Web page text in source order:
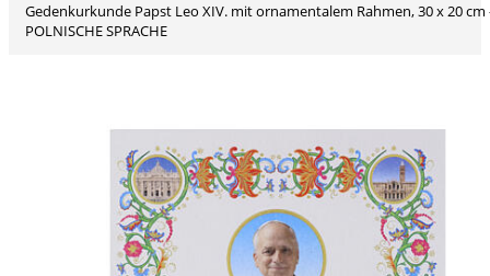
Gedenkurkunde Papst Leo XIV. mit ornamentalem Rahmen, 30 x 20 cm –
POLNISCHE SPRACHE